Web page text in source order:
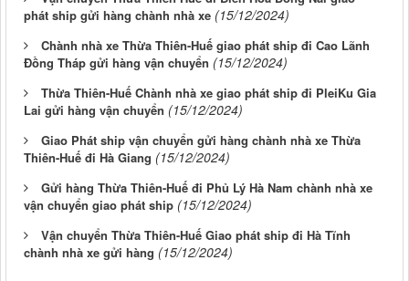
phát ship gửi hàng chành nhà xe (15/12/2024)
Chành nhà xe Thừa Thiên-Huế giao phát ship đi Cao Lãnh
Đồng Tháp gửi hàng vận chuyển (15/12/2024)
Thừa Thiên-Huế Chành nhà xe giao phát ship đi PleiKu Gia
Lai gửi hàng vận chuyển (15/12/2024)
Giao Phát ship vận chuyển gửi hàng chành nhà xe Thừa
Thiên-Huế đi Hà Giang (15/12/2024)
Gửi hàng Thừa Thiên-Huế đi Phủ Lý Hà Nam chành nhà xe
vận chuyển giao phát ship (15/12/2024)
Vận chuyển Thừa Thiên-Huế Giao phát ship đi Hà Tĩnh
chành nhà xe gửi hàng (15/12/2024)